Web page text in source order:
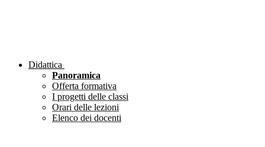
Didattica
Panoramica
Offerta formativa
I progetti delle classi
Orari delle lezioni
Elenco dei docenti